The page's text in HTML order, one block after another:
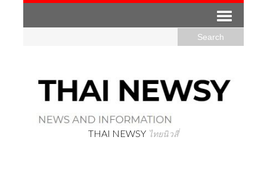
THAI NEWSY ไทยนิวสี่